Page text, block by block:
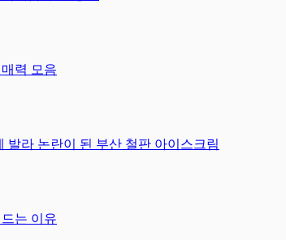
력 모음
발라 논란이 된 부산 철판 아이스크림
는 이유